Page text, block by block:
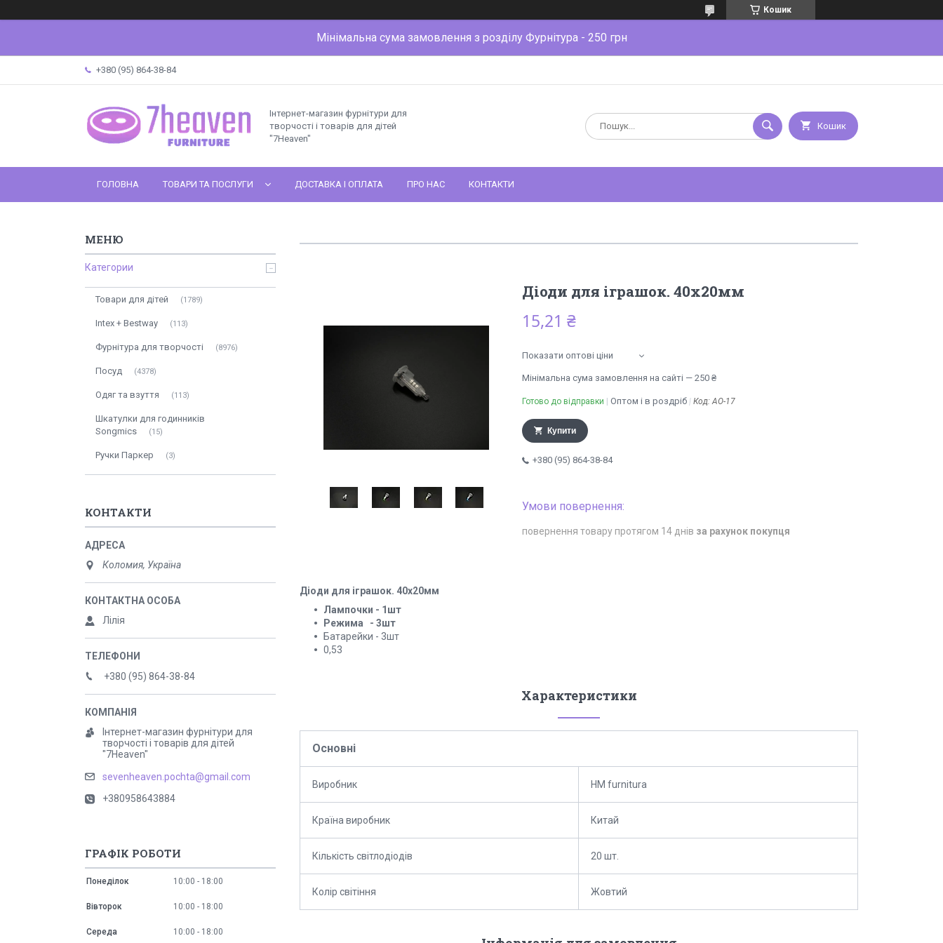
Кошик
Мінімальна сума замовлення з розділу Фурнітура - 250 грн
+380 (95) 864-38-84
Інтернет-магазин фурнітури для
творчості і товарів для дітей
"7Heaven"
Кошик
ГОЛОВНА ТОВАРИ ТА ПОСЛУГИ ДОСТАВКА І ОПЛАТА ПРО НАС КОНТАКТИ
Діоди для іграшок. 40х20мм
15,21 ₴
Показати оптові ціни
Мінімальна сума замовлення на сайті — 250 ₴
Готово до відправки Оптом і в роздріб Код:AO-17
Купити
+380 (95) 864-38-84
повернення товару протягом 14 днів за рахунок покупця
Діоди для іграшок. 40х20мм
Лампочки - 1шт
Режима - 3шт
Батарейки - 3шт
0,53
Характеристики
Основні
Виробник HM furnitura
Країна виробник Китай
Кількість світлодіодів 20 шт.
Колір світіння Жовтий
Категории
Товари для дітей 1789
Intex + Bestway 113
Фурнітура для творчості 8976
Посуд 4378
Одяг та взуття 113
Шкатулки для годинників
Songmics
15
Ручки Паркер 3
КОНТАКТИ
Коломия, Україна
Лілія
+380 (95) 864-38-84
Інтернет-магазин фурнітури для
творчості і товарів для дітей
"7Heaven"
sevenheaven.pochta@gmail.com
+380958643884
ГРАФІК РОБОТИ
Понеділок 10:00 18:00
Вівторок 10:00 18:00
Середа 10:00 18:00